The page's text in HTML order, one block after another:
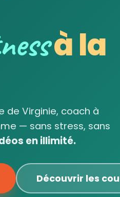
à la
de Virginie, coach à
— sans stress, sans
en illimité.
Découvrir les